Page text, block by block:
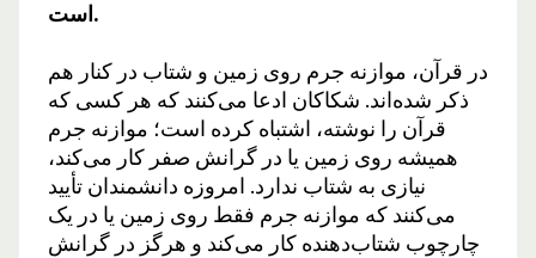
است.
در قرآن، موازنه جرم روی زمین و شتاب در کنار هم
ذکر شده‌اند. شکاکان ادعا می‌کنند که هر کسی که
قرآن را نوشته، اشتباه کرده است؛ موازنه جرم
همیشه روی زمین یا در گرانش صفر کار می‌کند،
نیازی به شتاب ندارد. امروزه دانشمندان تأیید
می‌کنند که موازنه جرم فقط روی زمین یا در یک
چارچوب شتاب‌دهنده کار می‌کند و هرگز در گرانش